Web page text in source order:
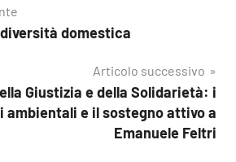
domestica
Articolo successivo
Giustizia e della Solidarietà: i
ambientali e il sostegno attivo a
Emanuele Feltri